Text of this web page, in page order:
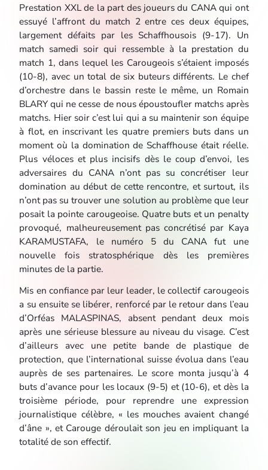
Prestation XXL de la part des joueurs du CANA qui ont
essuyé l’affront du match 2 entre ces deux équipes,
largement défaits par les Schaffhousois (9-17). Un
match samedi soir qui ressemble à la prestation du
match 1, dans lequel les Carougeois s’étaient imposés
(10-8), avec un total de six buteurs différents. Le chef
d’orchestre dans le bassin reste le même, un Romain
BLARY qui ne cesse de nous époustoufler matchs après
matchs. Hier soir c’est lui qui a su maintenir son équipe
à flot, en inscrivant les quatre premiers buts dans un
moment où la domination de Schaffhouse était réelle.
Plus véloces et plus incisifs dès le coup d’envoi, les
adversaires du CANA n’ont pas su concrétiser leur
domination au début de cette rencontre, et surtout, ils
n’ont pas su trouver une solution au problème que leur
posait la pointe carougeoise. Quatre buts et un penalty
provoqué, malheureusement pas concrétisé par Kaya
KARAMUSTAFA, le numéro 5 du CANA fut une
nouvelle fois stratosphérique dès les premières
minutes de la partie.
Mis en confiance par leur leader, le collectif carougeois
a su ensuite se libérer, renforcé par le retour dans l’eau
d’Orféas MALASPINAS, absent pendant deux mois
après une sérieuse blessure au niveau du visage. C’est
d’ailleurs avec une petite bande de plastique de
protection, que l’international suisse évolua dans l’eau
auprès de ses partenaires. Le score monta jusqu’à 4
buts d’avance pour les locaux (9-5) et (10-6), et dès la
troisième période, pour reprendre une expression
journalistique célèbre, « les mouches avaient changé
d’âne », et Carouge déroulait son jeu en impliquant la
totalité de son effectif.